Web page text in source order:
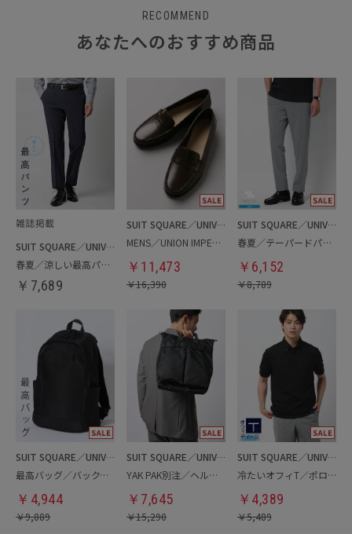
RECOMMEND
あなたへのおすすめ商品
SUIT SQUARE／UNIVERSAL LANGUAGE
春夏／涼しい最高パンツ
￥ 7,689
SUIT SQUARE／UNIVERSAL LANGUAGE
MENS／UNION IMPERIAL監修／コインローファー
￥ 11,473
￥16,390
SUIT SQUARE／UNIVERSAL LANGUAGE
春夏／テーパードパンツ
￥ 6,152
￥8,789
SUIT SQUARE／UNIVERSAL LANGUAGE
最高バッグ／バックパック
￥ 4,944
￥9,889
SUIT SQUARE／UNIVERSAL LANGUAGE
YAK PAK別注／ヘルメットバッグ
￥ 7,645
￥15,290
SUIT SQUARE／UNIVERSAL LANGUAGE
冷たいオフィT／ポロシャツ
￥ 4,389
￥5,489